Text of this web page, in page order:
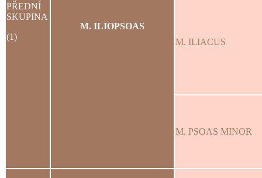
PŘEDNÍ
SKUPINA
(1)
M. ILIOPSOAS
M. ILIACUS
M. PSOAS MINOR